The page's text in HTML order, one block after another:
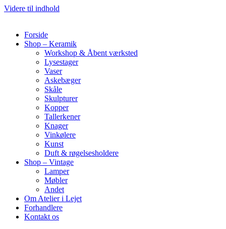
Videre til indhold
Forside
Shop – Keramik
Workshop & Åbent værksted
Lysestager
Vaser
Askebæger
Skåle
Skulpturer
Kopper
Tallerkener
Knager
Vinkølere
Kunst
Duft & røgelsesholdere
Shop – Vintage
Lamper
Møbler
Andet
Om Atelier i Lejet
Forhandlere
Kontakt os